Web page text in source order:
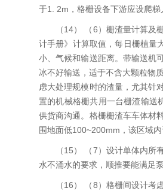
于1. 2m，格栅设备下游应设爬
（14） （6）栅渣量计算
计手册》计算取值，每日栅植量
小、气候和输送距离。带输送机
冰不好输送，适于不含大颗粒物
虑大处理规模时的渣量，尤其针
置的机械格栅共用一台栅渣输送
供货商沟通。格栅栅渣车车体材
围地面低100~200mm，该区域
（15） （7）设计单体内
水不涌水的要求，顺推要能满足
（16） （8）格栅间设计